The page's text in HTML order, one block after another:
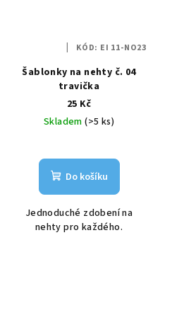
Šablonky na nehty č. 04
travička
25 Kč
Skladem(>5 ks)
Do košíku
Jednoduché zdobení na
nehty pro každého.
KÓD: EI 11-NO23